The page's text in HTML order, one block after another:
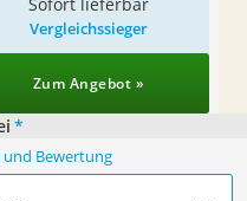
Vergleichssieger
Zum Angebot »
*
Bewertung